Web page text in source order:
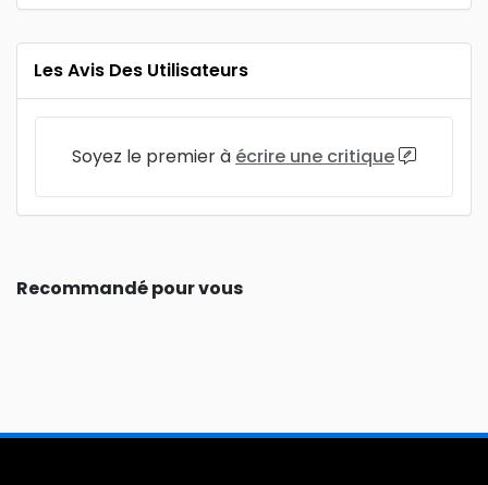
Les Avis Des Utilisateurs
Soyez le premier à écrire une critique
Recommandé pour vous